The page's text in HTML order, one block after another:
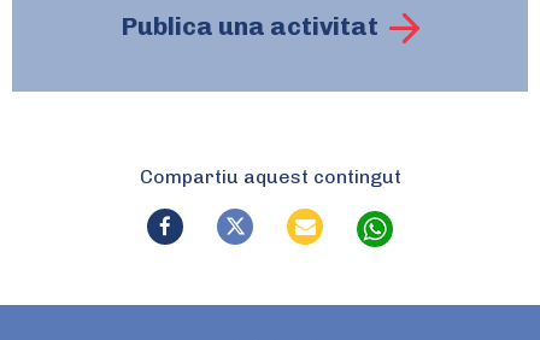
Publica una activitat
Compartiu aquest contingut